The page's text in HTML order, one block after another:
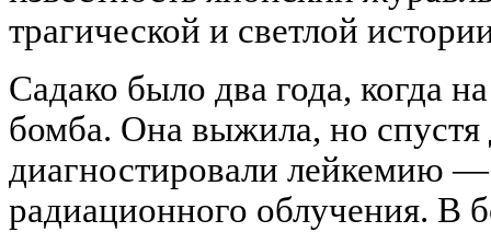
трагической и светлой
Садако было два года, когда
бомба. Она выжила, но спустя
диагностировали лейкемию —
радиационного облучения. В